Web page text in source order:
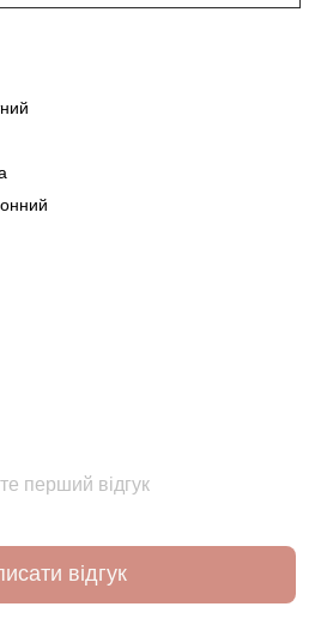
перший відгук
відгук